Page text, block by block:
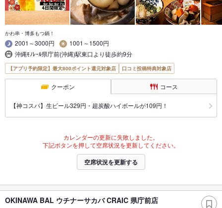
かわ串・博多もつ鍋！
2001～3000円
1001～1500円
沖縄ﾓﾉﾚｰﾙ県庁前(沖縄)駅東口より徒歩約9分
【アプリ予約限定】最大800ポイント還元対象店 口コミ投稿特典対象店
クーポン コース
【神コスパ】生ビール329円・超炭酸ハイボールが109円！
カレンダーの更新に失敗しました。
下記ボタンを押して空席状況を更新してください。
空席状況を更新する
OKINAWA BAL ウチナーサカバ CRAIC 県庁前店